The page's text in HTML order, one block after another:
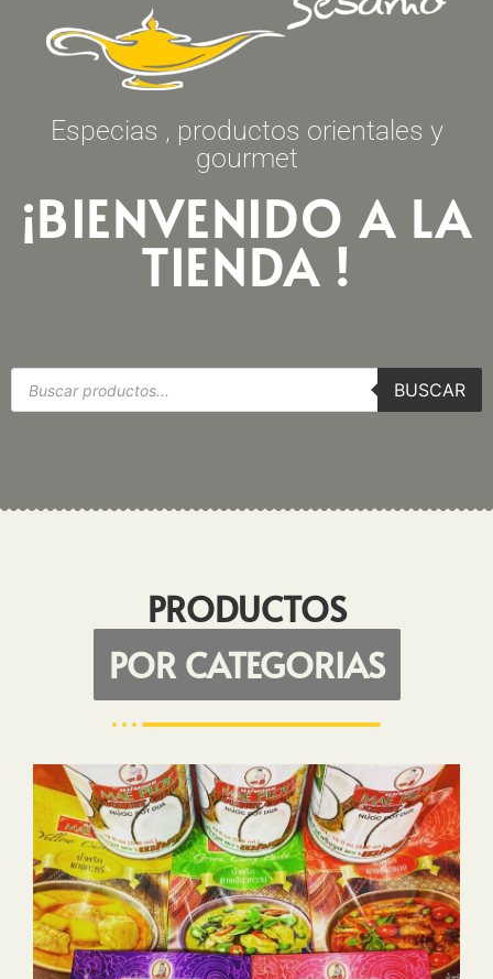
Especias , productos orientales y
gourmet
¡BIENVENIDO A LA
TIENDA !
BUSCAR
PRODUCTOS
POR CATEGORIAS